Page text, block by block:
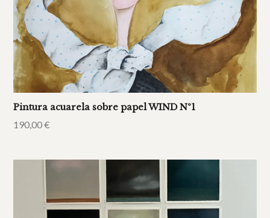
Pintura acuarela sobre papel WIND Nº1
190,00€